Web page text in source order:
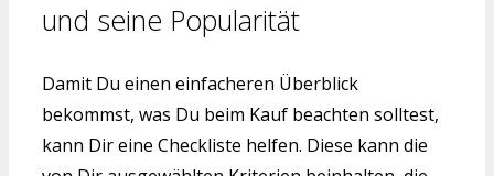
und seine Popularität
Damit Du einen einfacheren Überblick
bekommst, was Du beim Kauf beachten solltest,
kann Dir eine Checkliste helfen. Diese kann die